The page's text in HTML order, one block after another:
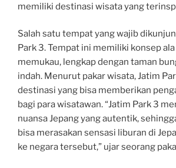
memiliki destinasi wisata yang
Salah satu tempat yang wajib
Park 3. Tempat ini memiliki konsep
memukau, lengkap dengan taman
indah. Menurut pakar wisata, Jatim
destinasi yang bisa memberikan
bagi para wisatawan. “Jatim Park 3
nuansa Jepang yang autentik,
bisa merasakan sensasi liburan di
ke negara tersebut,” ujar seorang